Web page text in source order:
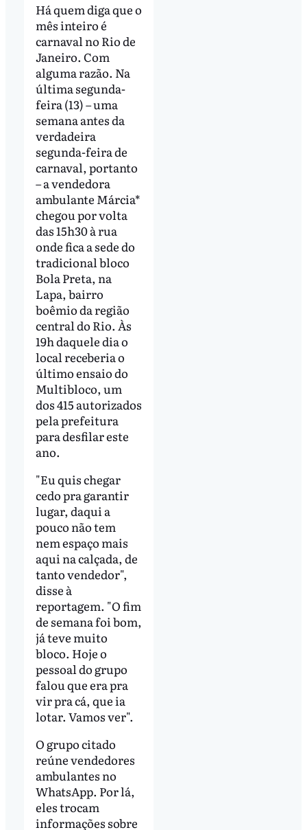
Há quem diga que o
mês inteiro é
carnaval no Rio de
Janeiro. Com
alguma razão. Na
última segunda-
feira (13) – uma
semana antes da
verdadeira
segunda-feira de
carnaval, portanto
– a vendedora
ambulante Márcia*
chegou por volta
das 15h30 à rua
onde fica a sede do
tradicional bloco
Bola Preta, na
Lapa, bairro
boêmio da região
central do Rio. Às
19h daquele dia o
local receberia o
último ensaio do
Multibloco, um
dos 415 autorizados
pela prefeitura
para desfilar este
ano.
"Eu quis chegar
cedo pra garantir
lugar, daqui a
pouco não tem
nem espaço mais
aqui na calçada, de
tanto vendedor",
disse à
reportagem. "O fim
de semana foi bom,
já teve muito
bloco. Hoje o
pessoal do grupo
falou que era pra
vir pra cá, que ia
lotar. Vamos ver".
O grupo citado
reúne vendedores
ambulantes no
WhatsApp. Por lá,
eles trocam
informações sobre